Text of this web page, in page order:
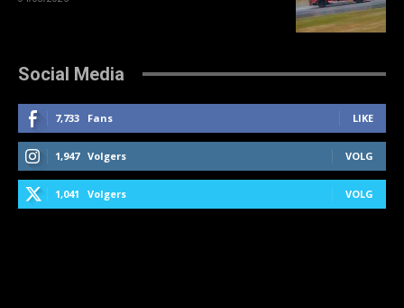
Social Media
7,733 Fans LIKE
1,947 Volgers VOLG
1,041 Volgers VOLG